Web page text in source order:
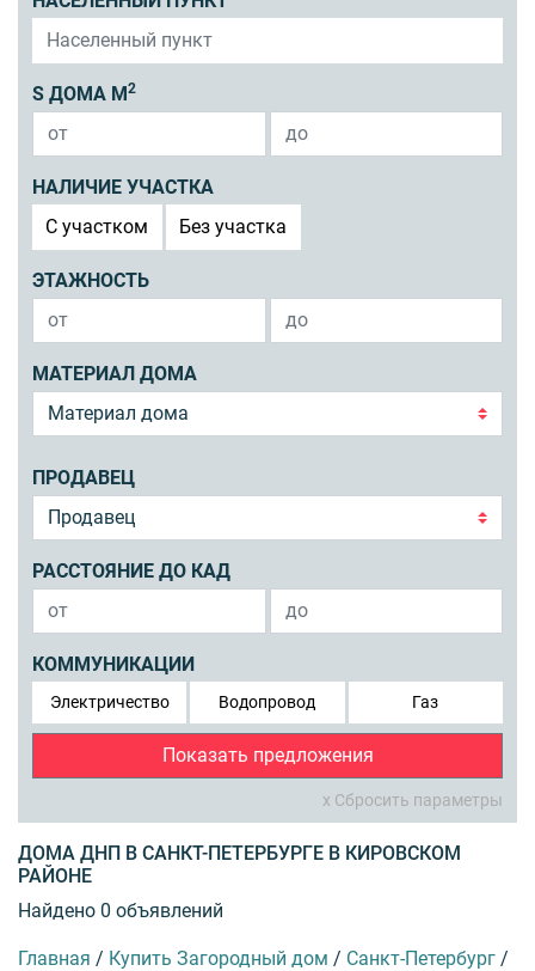
S ДОМА М 2
НАЛИЧИЕ УЧАСТКА
C участком
Без участка
ЭТАЖНОСТЬ
МАТЕРИАЛ ДОМА
ПРОДАВЕЦ
РАССТОЯНИЕ ДО КАД
КОММУНИКАЦИИ
Электричество Водопровод Газ
Показать предложения
x Сбросить параметры
ДОМА ДНП В САНКТ-ПЕТЕРБУРГЕ В КИРОВСКОМ
РАЙОНЕ
Найдено 0 объявлений
Главная / Купить Загородный дом / Санкт-Петербург /